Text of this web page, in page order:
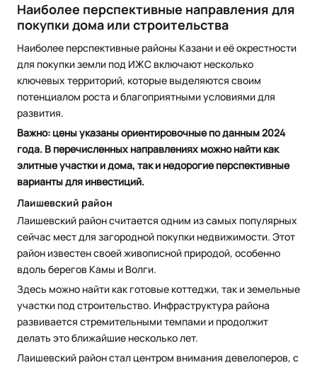
Наиболее перспективные направления для
покупки дома или строительства
Наиболее перспективные районы Казани и её окрестности
для покупки земли под ИЖС включают несколько
ключевых территорий, которые выделяются своим
потенциалом роста и благоприятными условиями для
развития.
Важно: цены указаны ориентировочные по данным 2024
года. В перечисленных направлениях можно найти как
элитные участки и дома, так и недорогие перспективные
варианты для инвестиций.
Лаишевский район
Лаишевский район считается одним из самых популярных
сейчас мест для загородной покупки недвижимости. Этот
район известен своей живописной природой, особенно
вдоль берегов Камы и Волги.
Здесь можно найти как готовые коттеджи, так и земельные
участки под строительство. Инфраструктура района
развивается стремительными темпами и продолжит
делать это ближайшие несколько лет.
Лаишевский район стал центром внимания девелоперов, с